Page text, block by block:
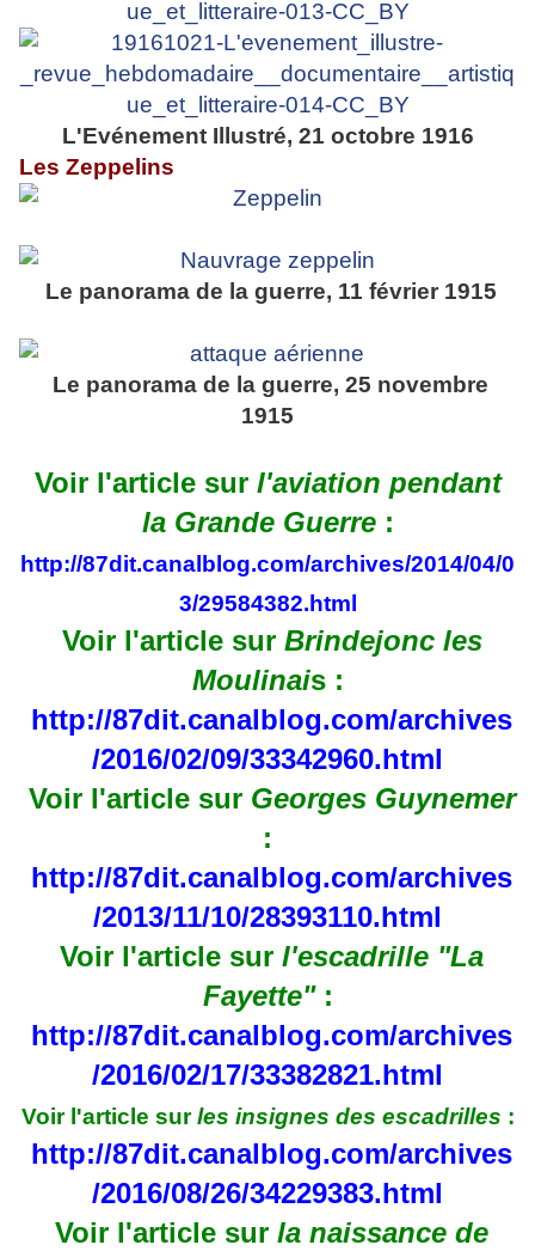
L'Evénement Illustré, 21 octobre 1916
Les Zeppelins
Le panorama de la guerre, 11 février 1915
Le panorama de la guerre, 25 novembre
1915
Voir l'article sur l'aviation pendant
la Grande Guerre:
http://87dit.canalblog.com/archives/2014/04/0
3/29584382.html
Voir l'article sur Brindejonc les
Moulinais :
http://87dit.canalblog.com/archives
/2016/02/09/33342960.html
Voir l'article sur Georges Guynemer
:
http://87dit.canalblog.com/archives
/2013/11/10/28393110.html
Voir l'article sur l'escadrille "La
Fayette":
http://87dit.canalblog.com/archives
/2016/02/17/33382821.html
Voir l'article surles insignes des escadrilles :
http://87dit.canalblog.com/archives
/2016/08/26/34229383.html
Voir l'article sur la naissance de